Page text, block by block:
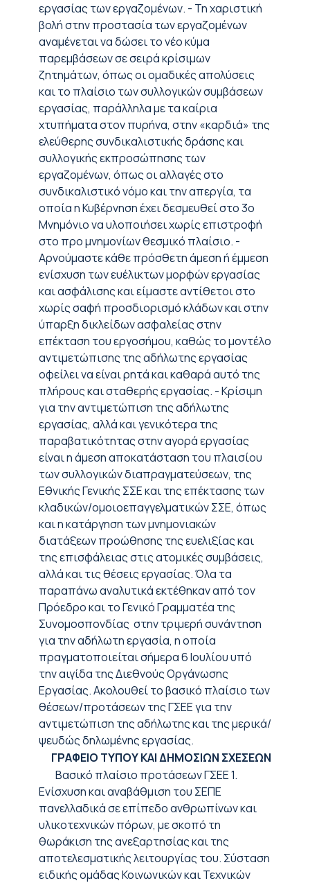
εργασίας των εργαζομένων. - Τη χαριστική
βολή στην προστασία των εργαζομένων
αναμένεται να δώσει το νέο κύμα
παρεμβάσεων σε σειρά κρίσιμων
ζητημάτων, όπως οι ομαδικές απολύσεις
και το πλαίσιο των συλλογικών συμβάσεων
εργασίας, παράλληλα με τα καίρια
χτυπήματα στον πυρήνα, στην «καρδιά» της
ελεύθερης συνδικαλιστικής δράσης και
συλλογικής εκπροσώπησης των
εργαζομένων, όπως οι αλλαγές στο
συνδικαλιστικό νόμο και την απεργία, τα
οποία η Κυβέρνηση έχει δεσμευθεί στο 3ο
Μνημόνιο να υλοποιήσει χωρίς επιστροφή
στο προ μνημονίων θεσμικό πλαίσιο. -
Αρνούμαστε κάθε πρόσθετη άμεση ή έμμεση
ενίσχυση των ευέλικτων μορφών εργασίας
και ασφάλισης και είμαστε αντίθετοι στο
χωρίς σαφή προσδιορισμό κλάδων και στην
ύπαρξη δικλείδων ασφαλείας στην
επέκταση του εργοσήμου, καθώς το μοντέλο
αντιμετώπισης της αδήλωτης εργασίας
οφείλει να είναι ρητά και καθαρά αυτό της
πλήρους και σταθερής εργασίας. - Κρίσιμη
για την αντιμετώπιση της αδήλωτης
εργασίας, αλλά και γενικότερα της
παραβατικότητας στην αγορά εργασίας
είναι η άμεση αποκατάσταση του πλαισίου
των συλλογικών διαπραγματεύσεων, της
Εθνικής Γενικής ΣΣΕ και της επέκτασης των
κλαδικών/ομοιοεπαγγελματικών ΣΣΕ, όπως
και η κατάργηση των μνημονιακών
διατάξεων προώθησης της ευελιξίας και
της επισφάλειας στις ατομικές συμβάσεις,
αλλά και τις θέσεις εργασίας. Όλα τα
παραπάνω αναλυτικά εκτέθηκαν από τον
Πρόεδρο και το Γενικό Γραμματέα της
Συνομοσπονδίας στην τριμερή συνάντηση
για την αδήλωτη εργασία, η οποία
πραγματοποιείται σήμερα 6 Ιουλίου υπό
την αιγίδα της Διεθνούς Οργάνωσης
Εργασίας. Ακολουθεί το βασικό πλαίσιο των
θέσεων/προτάσεων της ΓΣΕΕ για την
αντιμετώπιση της αδήλωτης και της μερικά/
ψευδώς δηλωμένης εργασίας.
ΓΡΑΦΕΙΟ ΤΥΠΟΥ ΚΑΙ ΔΗΜΟΣΙΩΝ ΣΧΕΣΕΩΝ
Βασικό πλαίσιο προτάσεων ΓΣΕΕ 1.
Ενίσχυση και αναβάθμιση του ΣΕΠΕ
πανελλαδικά σε επίπεδο ανθρωπίνων και
υλικοτεχνικών πόρων, με σκοπό τη
θωράκιση της ανεξαρτησίας και της
αποτελεσματικής λειτουργίας του. Σύσταση
ειδικής ομάδας Κοινωνικών και Τεχνικών